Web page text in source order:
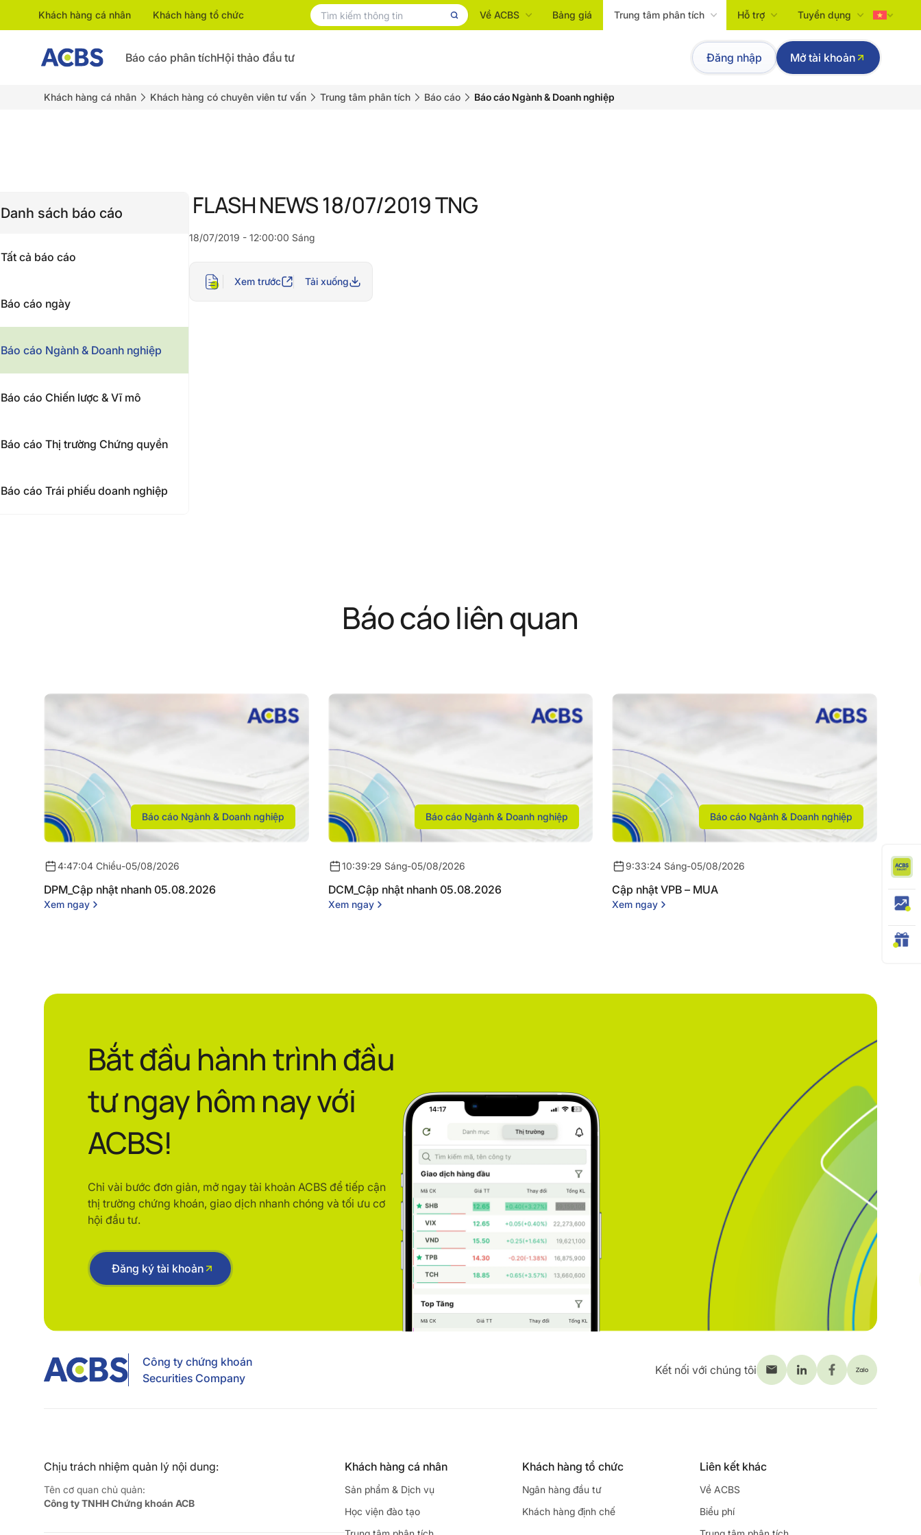
Khách hàng cá nhân Khách hàng tổ chức Về ACBS Bảng giá Trung tâm phân tích Hỗ trợ Tuyển dụng
Tiếng Việt
English
Báo cáo phân tíchHội thảo đầu tư Đăng nhập Mở tài khoản
Khách hàng cá nhân Khách hàng có chuyên viên tư vấn Trung tâm phân tích Báo cáo Báo cáo Ngành & Doanh nghiệp
Danh sách báo cáo
Tất cả báo cáo
Báo cáo ngày
Báo cáo Ngành & Doanh nghiệp
Báo cáo Chiến lược & Vĩ mô
Báo cáo Thị trường Chứng quyền
Báo cáo Trái phiếu doanh nghiệp
FLASH NEWS 18/07/2019 TNG
18/07/2019 - 12:00:00 Sáng
Xem trước Tải xuống
Báo cáo liên quan
Báo cáo Ngành & Doanh nghiệp
4:47:04 Chiều-05/08/2026
DPM_Cập nhật nhanh 05.08.2026
Xem ngay
Báo cáo Ngành & Doanh nghiệp
10:39:29 Sáng-05/08/2026
DCM_Cập nhật nhanh 05.08.2026
Xem ngay
Báo cáo Ngành & Doanh nghiệp
9:33:24 Sáng-05/08/2026
Cập nhật VPB – MUA
Xem ngay
Bắt đầu hành trình đầu
tư ngay hôm nay với
ACBS!
Chỉ vài bước đơn giản, mở ngay tài khoản ACBS để tiếp cận
thị trường chứng khoán, giao dịch nhanh chóng và tối ưu cơ
hội đầu tư.
Đăng ký tài khoản
Công ty chứng khoán
Securities Company
Kết nối với chúng tôi
Chịu trách nhiệm quản lý nội dung:
Tên cơ quan chủ quản:
Công ty TNHH Chứng khoán ACB
Khách hàng cá nhân
Sản phẩm & Dịch vụ
Học viện đào tạo
Khách hàng tổ chức
Ngân hàng đầu tư
Khách hàng định chế
Liên kết khác
Về ACBS
Biểu phí